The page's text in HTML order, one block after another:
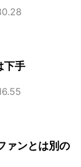
下手
ァンとは別の